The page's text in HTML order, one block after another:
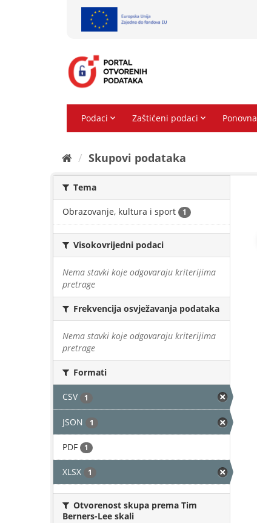
Skupovi podаtаkа
Tema
Obrazovanje, kultura i sport 1
Visokovrijedni podaci
Nema stavki koje odgovaraju kriterijima
pretrage
Frekvencija osvježavanja podataka
Nema stavki koje odgovaraju kriterijima
pretrage
Formati
CSV 1
JSON 1
PDF 1
XLSX 1
Otvorenost skupa prema Tim
Berners-Lee skali